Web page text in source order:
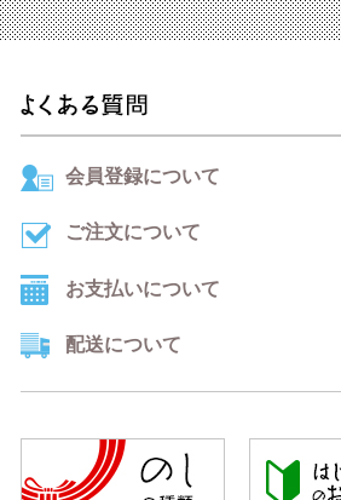
会員登録について
ご注文について
お支払いについて
配送について